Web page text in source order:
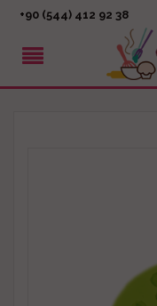
+90 (544) 412 92 38